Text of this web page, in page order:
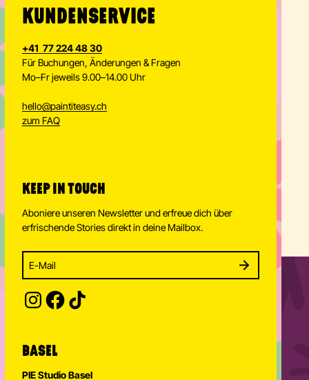
KUNDENSERVICE
+41 77 224 48 30
Für Buchungen, Änderungen & Fragen
Mo–Fr jeweils 9.00–14.00 Uhr
hello@paintiteasy.ch
zum FAQ
KEEP IN TOUCH
Aboniere unseren Newsletter und erfreue dich über
erfrischende Stories direkt in deine Mailbox.
Subscribe to our newsletter and stay updated.
Enter your email address to subscribe
SUBSCRIBE
BASEL
PIE Studio Basel